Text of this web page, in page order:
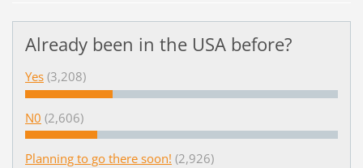
Already been in the USA before?
Yes (3,208)
N0 (2,606)
Planning to go there soon! (2,926)